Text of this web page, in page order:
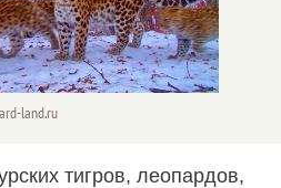
land.ru
тигров, леопардов,